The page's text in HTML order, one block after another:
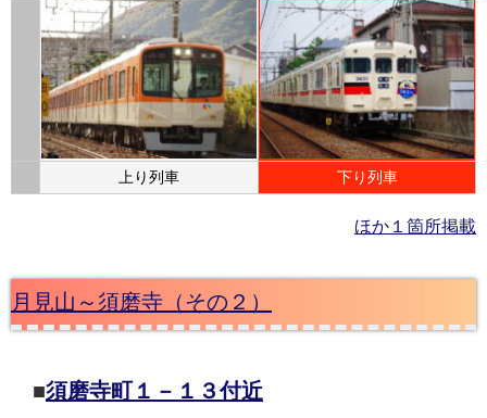
上り列車 下り列車
ほか１箇所掲載
月見山～須磨寺（その２）
■須磨寺町１－１３付近